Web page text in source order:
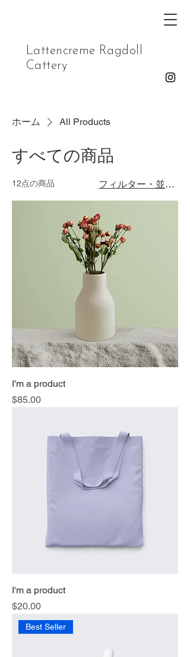
Lattencreme Ragdoll
Cattery
ホーム All Products
すべての商品
12点の商品 フィルター・並び替え
I'm a product
価格
$85.00
I'm a product
価格
$20.00
Best Seller